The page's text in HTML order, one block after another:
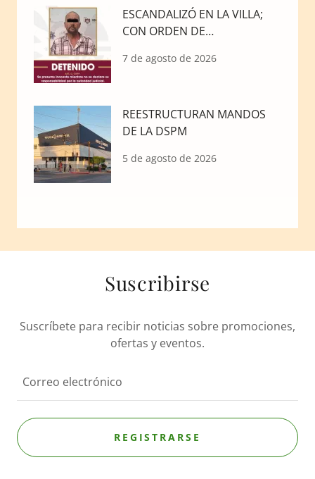
ESCANDALIZÓ EN LA VILLA;
CON ORDEN DE
HOMICIDIO
7 de agosto de 2026
REESTRUCTURAN MANDOS
DE LA DSPM
5 de agosto de 2026
Suscribirse
Suscríbete para recibir noticias sobre promociones,
ofertas y eventos.
Correo electrónico
REGISTRARSE